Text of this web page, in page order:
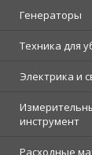
Генераторы
Техника для
Электрика и
инструмент
Расходные